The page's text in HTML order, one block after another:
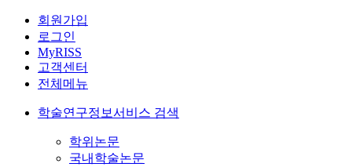
회원가입
로그인
MyRISS
고객센터
전체메뉴
학술연구정보서비스 검색
학위논문
국내학술논문